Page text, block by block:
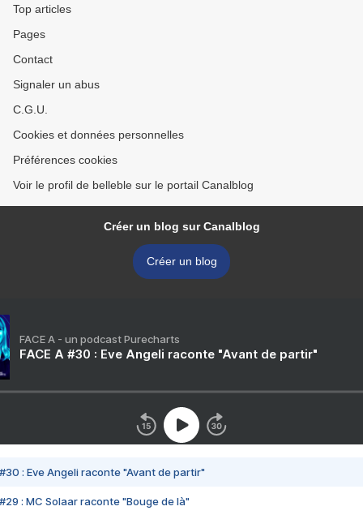
Top articles
Pages
Contact
Signaler un abus
C.G.U.
Cookies et données personnelles
Préférences cookies
Voir le profil de belleble sur le portail Canalblog
Créer un blog sur Canalblog
Créer un blog
FACE A - un podcast Purecharts
FACE A #30 : Eve Angeli raconte "Avant de partir"
#30 : Eve Angeli raconte "Avant de partir"
#29 : MC Solaar raconte "Bouge de là"